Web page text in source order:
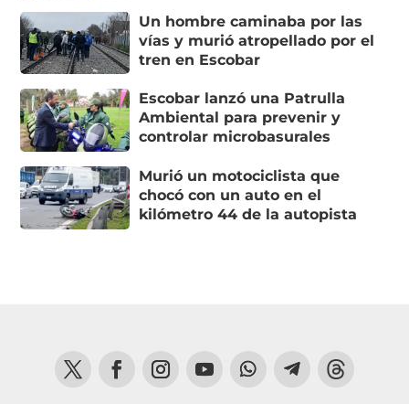
Un hombre caminaba por las
vías y murió atropellado por el
tren en Escobar
Escobar lanzó una Patrulla
Ambiental para prevenir y
controlar microbasurales
Murió un motociclista que
chocó con un auto en el
kilómetro 44 de la autopista